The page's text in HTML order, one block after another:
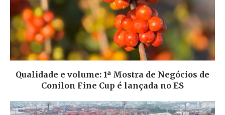
Qualidade e volume: 1ª Mostra de Negócios de
Conilon Fine Cup é lançada no ES